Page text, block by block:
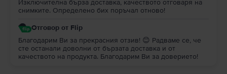
най-мощния телефон, произведен от Apple.
По желание може да добавиш зарядно MagSafe за ефективно и
много бързо безжично зареждане.
Портът USB-C 3 осигурява много по-бърза скорост на зареждане.
Капацитетът на зареждане на iPhone 15 Pro Max е супербърз, до 50% за
около 30 минути с 20W или по-голям адаптер, който се предлага
отделно.
Изключителна бърза доставка, качеството отговаря на
снимките. Определено бих поръчал отново!
Отговор от Flip
Благодарим Ви за прекрасния отзив! 😊 Радваме се, че
сте останали доволни от бързата доставка и от
качеството на продукта. Благодарим Ви за доверието!